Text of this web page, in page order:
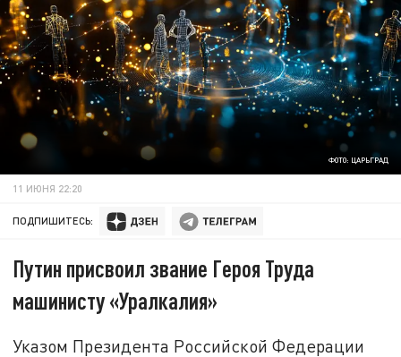
ФОТО: ЦАРЬГРАД
11 ИЮНЯ 22:20
ПОДПИШИТЕСЬ:
Путин присвоил звание Героя Труда
машинисту «Уралкалия»
Указом Президента Российской Федерации